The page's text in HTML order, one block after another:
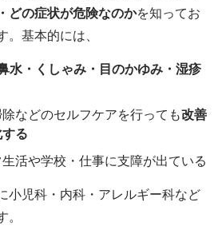
どの症状が危険なのかを知ってお
。基本的には、
水・くしゃみ・目のかゆみ・湿疹
などのセルフケアを行っても改善
る
活や学校・仕事に支障が出ている
小児科・内科・アレルギー科など
。